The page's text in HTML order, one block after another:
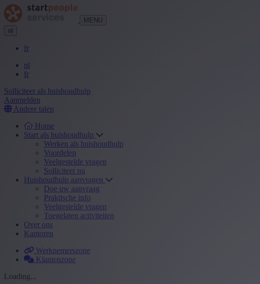
MENU
nl
fr
nl
fr
Solliciteer als huishoudhulp
Aanmelden
Andere talen
Home
Start als huishoudhulp
Werken als huishoudhulp
Voordelen
Veelgestelde vragen
Solliciteer nu
Huishoudhulp aanvragen
Doe uw aanvraag
Praktische info
Veelgestelde vragen
Toegelaten activiteiten
Over ons
Kantoren
Werknemerszone
Klantenzone
Loading...